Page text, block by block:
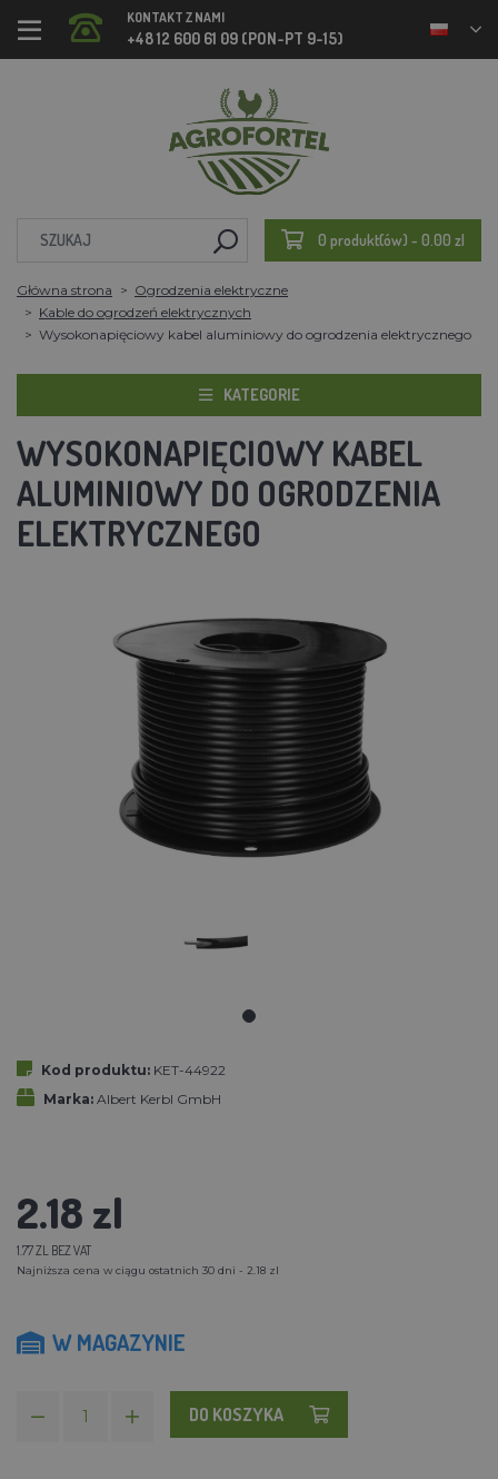
KONTAKT Z NAMI
+48 12 600 61 09 (PON-PT 9-15)
0 produkt(ów) - 0.00 zl
Główna strona
Ogrodzenia elektryczne
Kable do ogrodzeń elektrycznych
Wysokonapięciowy kabel aluminiowy do ogrodzenia elektrycznego
KATEGORIE
WYSOKONAPIĘCIOWY KABEL
ALUMINIOWY DO OGRODZENIA
ELEKTRYCZNEGO
Kod produktu: KET-44922
Marka: Albert Kerbl GmbH
2.18 zl
1.77 ZL BEZ VAT
Najniższa cena w ciągu ostatnich 30 dni - 2.18 zl
W MAGAZYNIE
DO KOSZYKA